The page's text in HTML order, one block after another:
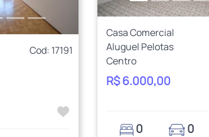
Cod: 17191
Casa Comercial
Aluguel Pelotas
Centro
R$ 6.000,00
0 0